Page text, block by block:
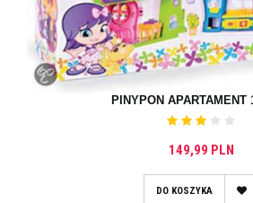
PINYPON APARTAMENT
149,99 PLN
DO KOSZYKA